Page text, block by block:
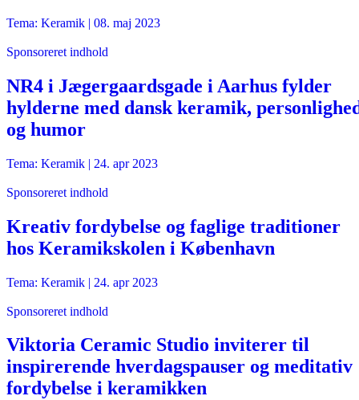
Tema: Keramik | 08. maj 2023
Sponsoreret indhold
NR4 i Jægergaardsgade i Aarhus fylder
hylderne med dansk keramik,
og humor
Tema: Keramik | 24. apr 2023
Sponsoreret indhold
Kreativ fordybelse og faglige traditioner
hos Keramikskolen i København
Tema: Keramik | 24. apr 2023
Sponsoreret indhold
Viktoria Ceramic Studio inviterer til
inspirerende hverdagspauser og meditativ
fordybelse i keramikken